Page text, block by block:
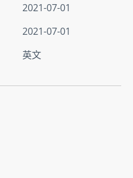
2021-07-01
2021-07-01
英文